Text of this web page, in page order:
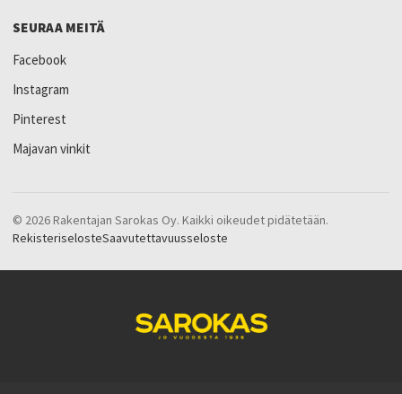
SEURAA MEITÄ
Facebook
Instagram
Pinterest
Majavan vinkit
© 2026 Rakentajan Sarokas Oy. Kaikki oikeudet pidätetään.
RekisteriselosteSaavutettavuusseloste